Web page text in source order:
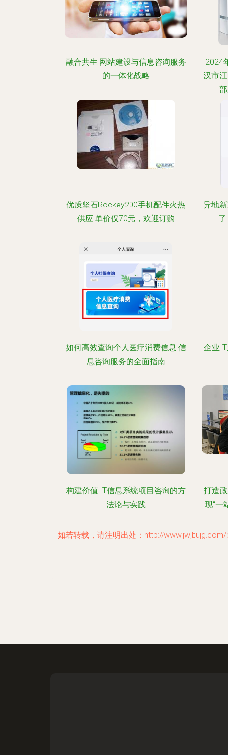
融合共生 网站建设与信息咨询服务
的一体化战略
2024
汉市
优质坚石Rockey200手机配件火热
供应 单价仅70元，欢迎订购
异地
了
如何高效查询个人医疗消费信息 信
息咨询服务的全面指南
企业
构建价值 IT信息系统项目咨询的方
法论与实践
打造
现“一
如若转载，请注明出处：http://